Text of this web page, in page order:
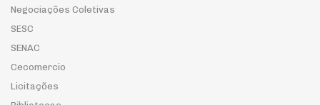
Negociações Coletivas
SESC
SENAC
Cecomercio
Licitações